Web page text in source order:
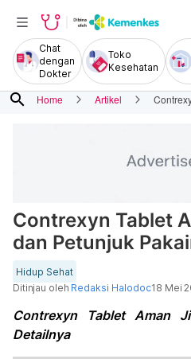
Chat
dengan
Dokter
Toko
Kesehatan
search Home Artikel
Contrexyn Tablet
dan Petunjuk
Hidup Sehat
Ditinjau oleh Redaksi Halodoc18 Mei
Contrexyn Tablet Aman
Detailnya